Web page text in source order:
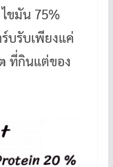
ขมัน 75%
บรับเพียงแค่
ที่กินแต่ของ